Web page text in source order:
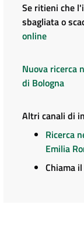
Se ritieni che
sbagliata o
online
Nuova ricerca
di Bologna
Altri canali di
Ricerca
Emilia
Chiama